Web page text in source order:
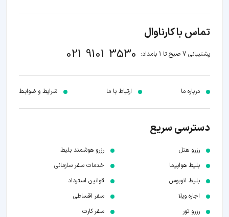
تماس با کارناوال
پشتیبانی 7 صبح تا 1 بامداد: 021 9101 3530
درباره ما ارتباط با ما شرایط و ضوابـط
دسترسی سریع
رزرو هتل
بلیط هواپیما
بلیط اتوبوس
اجاره ویلا
رزرو تور
رزرو هوشمند بلیط
خدمات سفر سازمانی
قوانین استرداد
سفر اقساطی
سفر کارت